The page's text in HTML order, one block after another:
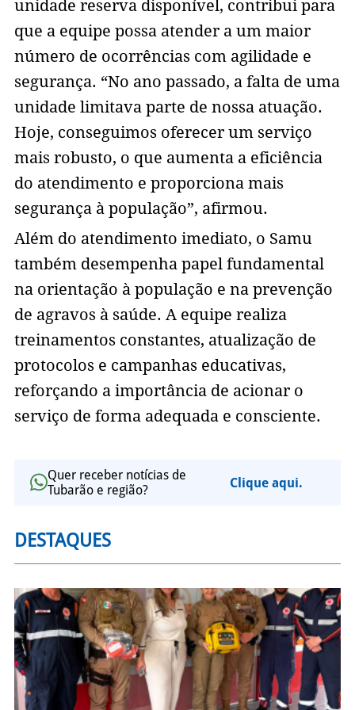
unidade reserva disponível, contribui para
que a equipe possa atender a um maior
número de ocorrências com agilidade e
segurança. “No ano passado, a falta de uma
unidade limitava parte de nossa atuação.
Hoje, conseguimos oferecer um serviço
mais robusto, o que aumenta a eficiência
do atendimento e proporciona mais
segurança à população”, afirmou.
Além do atendimento imediato, o Samu
também desempenha papel fundamental
na orientação à população e na prevenção
de agravos à saúde. A equipe realiza
treinamentos constantes, atualização de
protocolos e campanhas educativas,
reforçando a importância de acionar o
serviço de forma adequada e consciente.
Quer receber notícias de
Tubarão e região?
Clique aqui.
DESTAQUES